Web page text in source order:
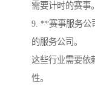
需要计时的赛事。
9. **赛事服务公
的服务公司。
这些行业需要依
性。